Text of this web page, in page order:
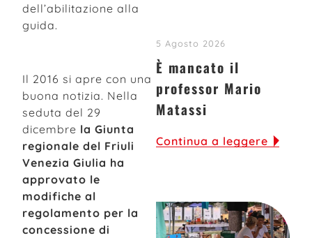
dell’abilitazione alla
guida.
Il 2016 si apre con una
buona notizia. Nella
seduta del 29
dicembre la Giunta
regionale del Friuli
Venezia Giulia ha
approvato le
modifiche al
regolamento per la
concessione di
5 Agosto 2026
È mancato il
professor Mario
Matassi
Continua a leggere